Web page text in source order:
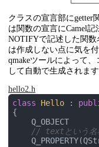
クラスの宣言部にgetter
は関数の宣言にCamel
NOTIFYで記述した関
は作成しない点に気を
qmakeツールによって
して自動で生成されます
hello2.h
class Hello :
{
    Q_OBJECT
// textという名